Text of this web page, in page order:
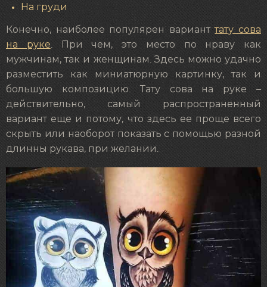
На груди
Конечно, наиболее популярен варианттату сова
на руке . При чем, это место по нраву как
мужчинам, так и женщинам. Здесь можно удачно
разместить как миниатюрную картинку, так и
большую композицию. Тату сова на руке –
действительно, самый распространенный
вариант еще и потому, что здесь ее проще всего
скрыть или наоборот показать с помощью разной
длинны рукава, при желании.